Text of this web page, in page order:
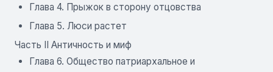
Глава 4. Прыжок в сторону отцовства
Глава 5. Люси растет
Часть II Античность и миф
Глава 6. Общество патриархальное и